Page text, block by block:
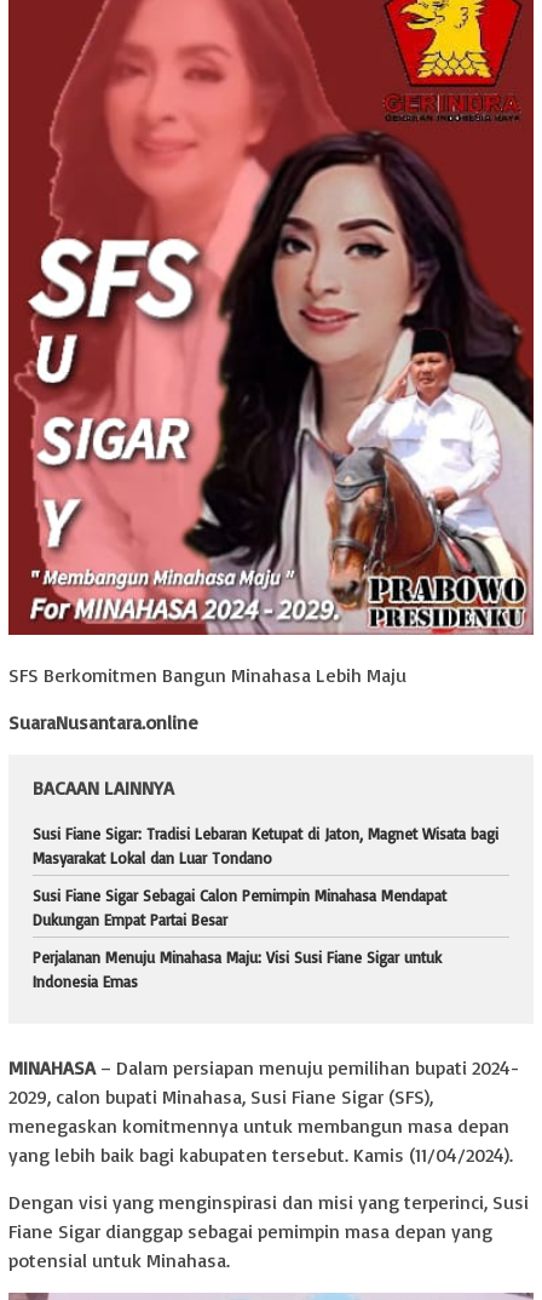
SFS Berkomitmen Bangun Minahasa Lebih Maju
SuaraNusantara.online
BACAAN LAINNYA
Susi Fiane Sigar: Tradisi Lebaran Ketupat di Jaton, Magnet Wisata bagi
Masyarakat Lokal dan Luar Tondano
Susi Fiane Sigar Sebagai Calon Pemimpin Minahasa Mendapat
Dukungan Empat Partai Besar
Perjalanan Menuju Minahasa Maju: Visi Susi Fiane Sigar untuk
Indonesia Emas
MINAHASA– Dalam persiapan menuju pemilihan bupati 2024-
2029, calon bupati Minahasa, Susi Fiane Sigar (SFS),
menegaskan komitmennya untuk membangun masa depan
yang lebih baik bagi kabupaten tersebut. Kamis (11/04/2024).
Dengan visi yang menginspirasi dan misi yang terperinci, Susi
Fiane Sigar dianggap sebagai pemimpin masa depan yang
potensial untuk Minahasa.